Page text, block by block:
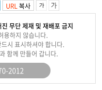
URL복사
무단 제재 및 재배포 금지
용하지 않습니다.
시 표시하셔야 합니다.
함께 만들어 갑니다.
2012